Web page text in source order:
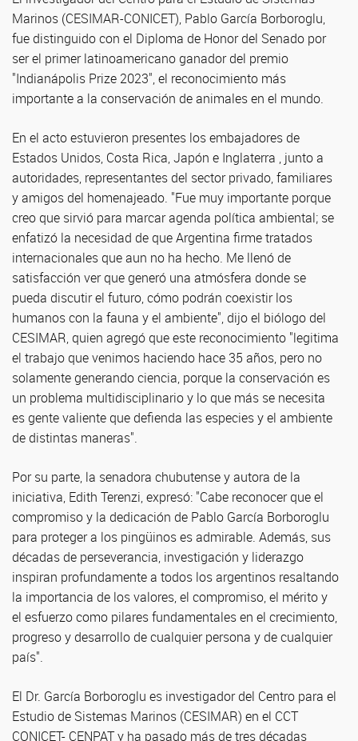
Marinos (CESIMAR-CONICET), Pablo García Borboroglu,
fue distinguido con el Diploma de Honor del Senado por
ser el primer latinoamericano ganador del premio
"Indianápolis Prize 2023", el reconocimiento más
importante a la conservación de animales en el mundo.
En el acto estuvieron presentes los embajadores de
Estados Unidos, Costa Rica, Japón e Inglaterra , junto a
autoridades, representantes del sector privado, familiares
y amigos del homenajeado. "Fue muy importante porque
creo que sirvió para marcar agenda política ambiental; se
enfatizó la necesidad de que Argentina firme tratados
internacionales que aun no ha hecho. Me llenó de
satisfacción ver que generó una atmósfera donde se
pueda discutir el futuro, cómo podrán coexistir los
humanos con la fauna y el ambiente", dijo el biólogo del
CESIMAR, quien agregó que este reconocimiento "legitima
el trabajo que venimos haciendo hace 35 años, pero no
solamente generando ciencia, porque la conservación es
un problema multidisciplinario y lo que más se necesita
es gente valiente que defienda las especies y el ambiente
de distintas maneras".
Por su parte, la senadora chubutense y autora de la
iniciativa, Edith Terenzi, expresó: "Cabe reconocer que el
compromiso y la dedicación de Pablo García Borboroglu
para proteger a los pingüinos es admirable. Además, sus
décadas de perseverancia, investigación y liderazgo
inspiran profundamente a todos los argentinos resaltando
la importancia de los valores, el compromiso, el mérito y
el esfuerzo como pilares fundamentales en el crecimiento,
progreso y desarrollo de cualquier persona y de cualquier
país".
El Dr. García Borboroglu es investigador del Centro para el
Estudio de Sistemas Marinos (CESIMAR) en el CCT
CONICET- CENPAT y ha pasado más de tres décadas